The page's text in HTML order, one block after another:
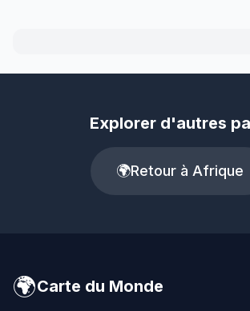
Explorer d'autres
🌍Retour à Afrique
🌍Carte du Monde